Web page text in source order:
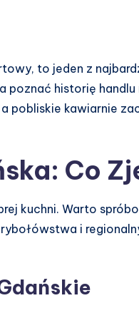
to jeden z
poznać historię
pobliskie kawiarnie
Co
kuchni. Warto
i